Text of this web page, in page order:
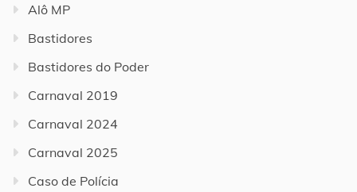
Alô MP
Bastidores
Bastidores do Poder
Carnaval 2019
Carnaval 2024
Carnaval 2025
Caso de Polícia